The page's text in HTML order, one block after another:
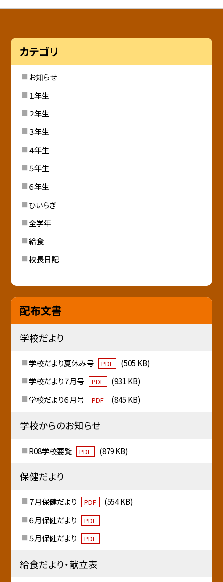
カテゴリ
お知らせ
１年生
２年生
３年生
４年生
５年生
６年生
ひいらぎ
全学年
給食
校長日記
配布文書
学校だより
学校だより夏休み号 PDF
(505 KB)
学校だより７月号
PDF
(931 KB)
学校だより６月号
PDF (845 KB)
学校からのお知らせ
R08学校要覧 PDF (879 KB)
保健だより
７月保健だより PDF
(554 KB)
６月保健だより
PDF
５月保健だより PDF
給食だより・献立表